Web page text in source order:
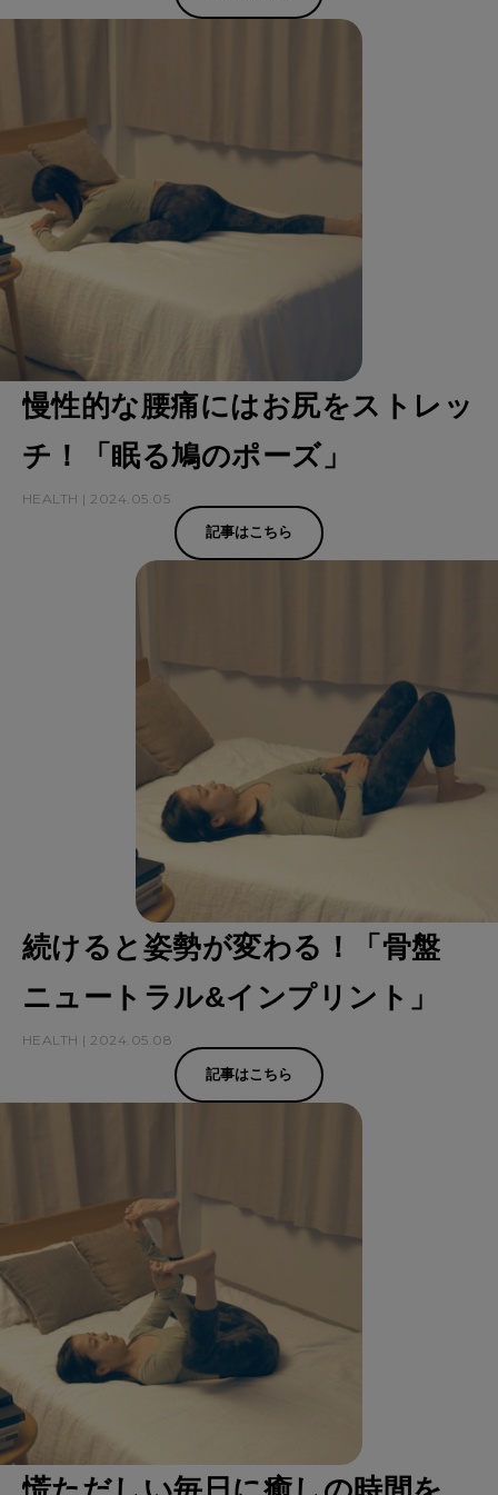
慢性的な腰痛にはお尻をストレッ
チ！「眠る鳩のポーズ」
HEALTH | 2024.05.05
記事はこちら
続けると姿勢が変わる！「骨盤
ニュートラル&インプリント」
HEALTH | 2024.05.08
記事はこちら